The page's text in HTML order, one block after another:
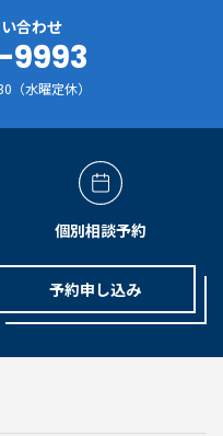
合わせ
（水曜定休）
個別相談予約
予約申し込み